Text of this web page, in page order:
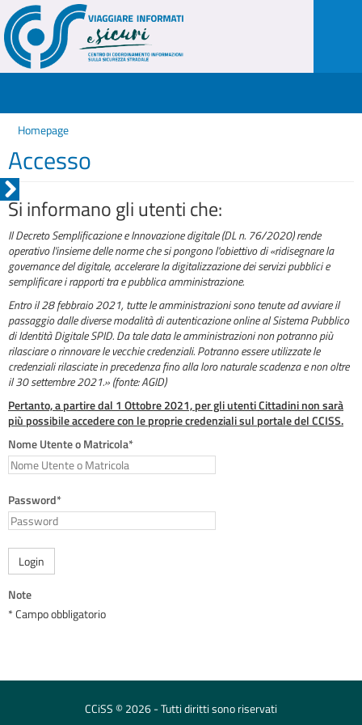
Homepage
Accesso
Si informano gli utenti che:
Il Decreto Semplificazione e Innovazione digitale (DL n. 76/2020) rende
operativo l'insieme delle norme che si pongono l'obiettivo di «ridisegnare la
governance del digitale, accelerare la digitalizzazione dei servizi pubblici e
semplificare i rapporti tra e pubblica amministrazione.
Entro il 28 febbraio 2021, tutte le amministrazioni sono tenute ad avviare il
passaggio dalle diverse modalità di autenticazione online al Sistema Pubblico
di Identità Digitale SPID. Da tale data le amministrazioni non potranno più
rilasciare o rinnovare le vecchie credenziali. Potranno essere utilizzate le
credenziali rilasciate in precedenza fino alla loro naturale scadenza e non oltre
il 30 settembre 2021.» (fonte: AGID)
Pertanto, a partire dal 1 Ottobre 2021, per gli utenti Cittadini non sarà
più possibile accedere con le proprie credenziali sul portale del CCISS.
Nome Utente o Matricola*
Password*
Login
Note
* Campo obbligatorio
CCiSS © 2026 - Tutti diritti sono riservati